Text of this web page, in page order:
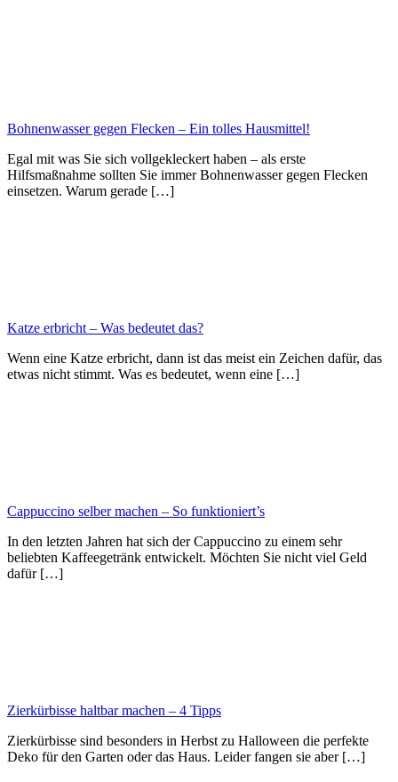
Bohnenwasser gegen Flecken – Ein tolles Hausmittel!
Egal mit was Sie sich vollgekleckert haben – als erste
Hilfsmaßnahme sollten Sie immer Bohnenwasser gegen Flecken
einsetzen. Warum gerade […]
Katze erbricht – Was bedeutet das?
Wenn eine Katze erbricht, dann ist das meist ein Zeichen dafür, das
etwas nicht stimmt. Was es bedeutet, wenn eine […]
Cappuccino selber machen – So funktioniert’s
In den letzten Jahren hat sich der Cappuccino zu einem sehr
beliebten Kaffeegetränk entwickelt. Möchten Sie nicht viel Geld
dafür […]
Zierkürbisse haltbar machen – 4 Tipps
Zierkürbisse sind besonders in Herbst zu Halloween die perfekte
Deko für den Garten oder das Haus. Leider fangen sie aber […]